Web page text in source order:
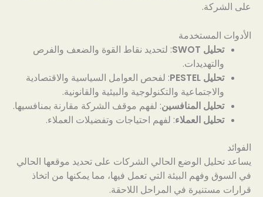
على الشركة.
الأدوات المستخدمة
تحليل SWOT
: لتحديد نقاط القوة والضعف والفرص
والتهديدات.
تحليل PESTEL
: لفحص العوامل السياسية والاقتصادية
والاجتماعية والتكنولوجية والبيئية والقانونية.
تحليل المنافسين: لفهم موقف الشركة مقارنة بمنافسيها.
تحليل العملاء: لفهم احتياجات وتفضيلات العملاء.
الفوائد
يساعد تحليل الوضع الحالي الشركات على تحديد موقعها الحالي
في السوق وفهم البيئة التي تعمل فيها، مما يمكنها من اتخاذ
قرارات مستنيرة في المراحل اللاحقة.